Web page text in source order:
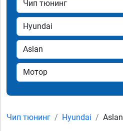
Чип тюнинг Hyundai Aslan